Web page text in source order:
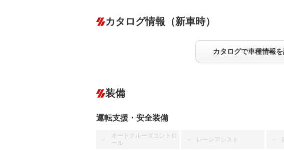
カタログ情報（新車時）
カタログで車種情報
装備
運転支援・安全装備
－
オートクルーズコントロ
ール
－ レーンアシスト －